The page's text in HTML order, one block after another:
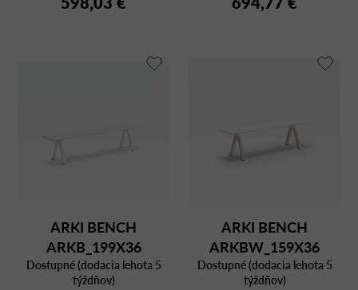
ARKI BENCH
ARKB_199X36
Dostupné (dodacia lehota 5
týždňov)
ARKI BENCH
ARKBW_159X36
Dostupné (dodacia lehota 5
týždňov)